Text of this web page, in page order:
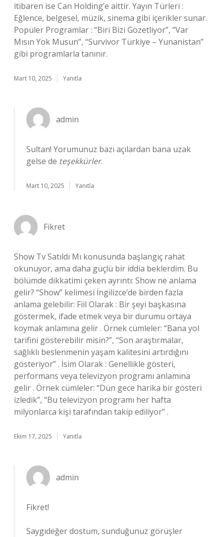
itibaren ise Can Holding’e aittir. Yayın Türleri :
Eğlence, belgesel, müzik, sinema gibi içerikler sunar.
Popüler Programlar : “Biri Bizi Gözetliyor”, “Var
Mısın Yok Musun”, “Survivor Türkiye – Yunanistan”
gibi programlarla tanınır.
Mart 10, 2025 Yanıtla
admin
Sultan! Yorumunuz bazı açılardan bana uzak
gelse de teşekkürler.
Mart 10, 2025 Yanıtla
Fikret
Show Tv Satıldı Mı konusunda başlangıç rahat
okunuyor, ama daha güçlü bir iddia beklerdim. Bu
bölümde dikkatimi çeken ayrıntı: Show ne anlama
gelir? “Show” kelimesi İngilizce’de birden fazla
anlama gelebilir: Fiil Olarak : Bir şeyi başkasına
göstermek, ifade etmek veya bir durumu ortaya
koymak anlamına gelir . Örnek cümleler: “Bana yol
tarifini gösterebilir misin?”, “Son araştırmalar,
sağlıklı beslenmenin yaşam kalitesini artırdığını
gösteriyor” . İsim Olarak : Genellikle gösteri,
performans veya televizyon programı anlamına
gelir . Örnek cümleler: “Dün gece harika bir gösteri
izledik”, “Bu televizyon programı her hafta
milyonlarca kişi tarafından takip ediliyor” .
Ekim 17, 2025 Yanıtla
admin
Fikret!
Saygıdeğer dostum, sunduğunuz görüşler